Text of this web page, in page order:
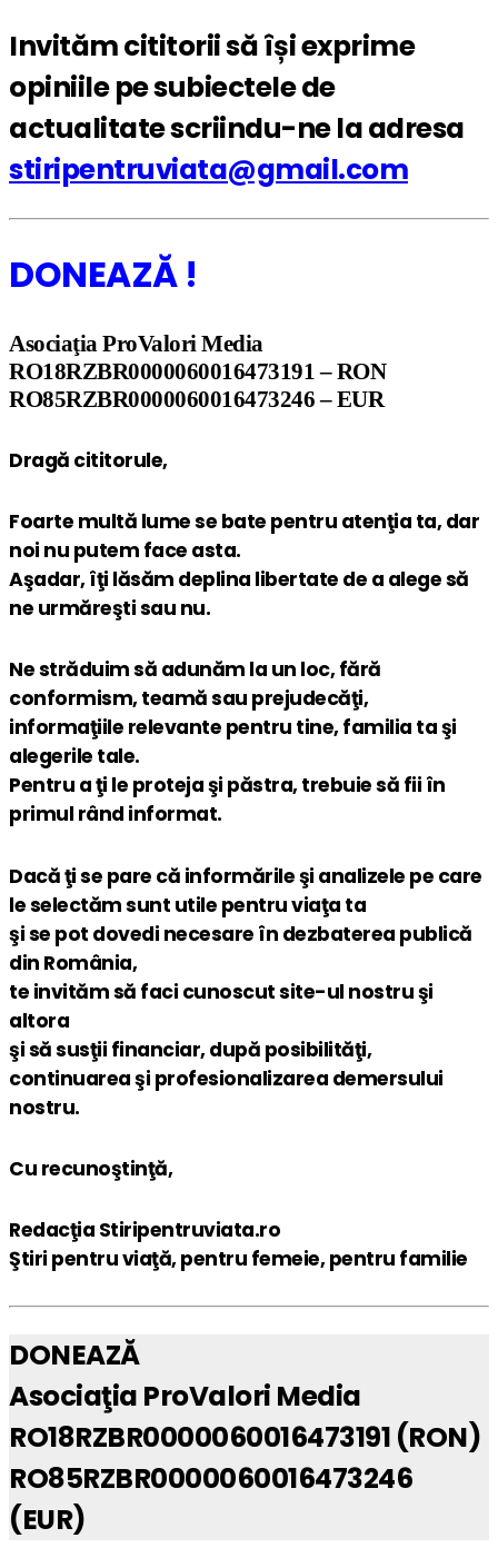
Invităm cititorii să își exprime
opiniile pe subiectele de
actualitate scriindu-ne laadresa
stiripentruviata@gmail.com
DONEAZĂ !
Asociaţia ProValori Media
RO18RZBR0000060016473191 – RON
RO85RZBR0000060016473246 – EUR
Dragă cititorule,
Foarte multă lume se bate pentru atenţia ta, dar
noi nu putem face asta.
Aşadar, îţi lăsăm deplina libertate de a alege să
ne urmăreşti sau nu.
Ne străduim să adunăm la un loc, fără
conformism, teamă sau prejudecăţi,
informaţiile relevante pentru tine, familia ta şi
alegerile tale.
Pentru a ţi le proteja şi păstra, trebuie să fii în
primul rând informat.
Dacă ţi se pare că informările şi analizele pe care
le selectăm sunt utile pentru viaţa ta
şi se pot dovedi necesare în dezbaterea publică
din România,
te invităm să faci cunoscut site-ul nostru şi
altora
şi să susţii financiar, după posibilităţi,
continuarea şi profesionalizarea demersului
nostru.
Cu recunoştinţă,
Redacţia Stiripentruviata.ro
Ştiri pentru viaţă, pentru femeie, pentru familie
DONEAZĂ
Asociaţia ProValori Media
RO18RZBR0000060016473191 (RON)
RO85RZBR0000060016473246
(EUR)